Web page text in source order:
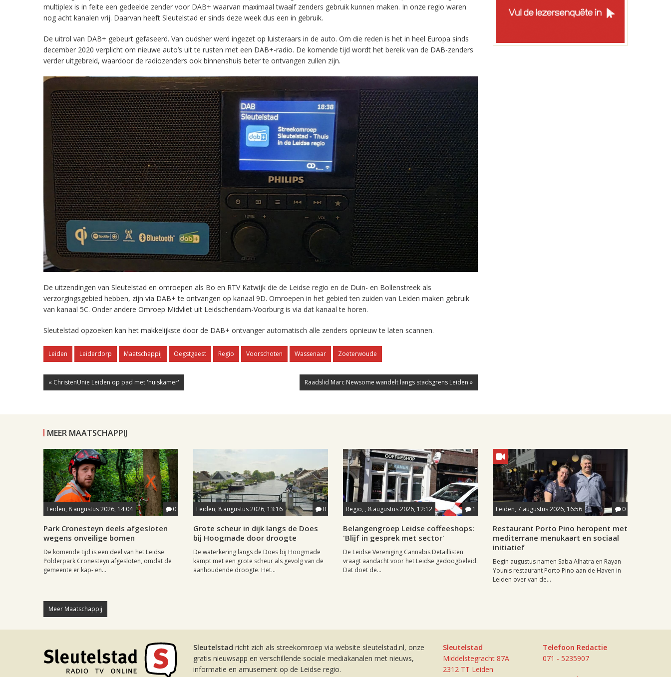
multiplex is in feite een gedeelde zender voor DAB+ waarvan maximaal twaalf zenders gebruik kunnen maken. In onze regio waren
nog acht kanalen vrij. Daarvan heeft Sleutelstad er sinds deze week dus een in gebruik.
De uitrol van DAB+ gebeurt gefaseerd. Van oudsher werd ingezet op luisteraars in de auto. Om die reden is het in heel Europa sinds
december 2020 verplicht om nieuwe auto’s uit te rusten met een DAB+-radio. De komende tijd wordt het bereik van de DAB-zenders
verder uitgebreid, waardoor de radiozenders ook binnenshuis beter te ontvangen zullen zijn.
De uitzendingen van Sleutelstad en omroepen als Bo en RTV Katwijk die de Leidse regio en de Duin- en Bollenstreek als
verzorgingsgebied hebben, zijn via DAB+ te ontvangen op kanaal 9D. Omroepen in het gebied ten zuiden van Leiden maken gebruik
van kanaal 5C. Onder andere Omroep Midvliet uit Leidschendam-Voorburg is via dat kanaal te horen.
Sleutelstad opzoeken kan het makkelijkste door de DAB+ ontvanger automatisch alle zenders opnieuw te laten scannen.
Leiden Leiderdorp Maatschappij Oegstgeest Regio Voorschoten Wassenaar Zoeterwoude
« ChristenUnie Leiden op pad met 'huiskamer' Raadslid Marc Newsome wandelt langs stadsgrens Leiden »
MEER MAATSCHAPPIJ
Leiden, 8 augustus 2026, 14:04 0
Park Cronesteyn deels afgesloten
wegens onveilige bomen
De komende tijd is een deel van het Leidse
Polderpark Cronesteyn afgesloten, omdat de
gemeente er kap- en...
Leiden, 8 augustus 2026, 13:16 0
Grote scheur in dijk langs de Does
bij Hoogmade door droogte
De waterkering langs de Does bij Hoogmade
kampt met een grote scheur als gevolg van de
aanhoudende droogte. Het...
Regio, , 8 augustus 2026, 12:12 1
Belangengroep Leidse coffeeshops:
'Blijf in gesprek met sector'
De Leidse Vereniging Cannabis Detaillisten
vraagt aandacht voor het Leidse gedoogbeleid.
Dat doet de...
Leiden, 7 augustus 2026, 16:56 0
Restaurant Porto Pino heropent met
mediterrane menukaart en sociaal
initiatief
Begin augustus namen Saba Alhatra en Rayan
Younis restaurant Porto Pino aan de Haven in
Leiden over van de...
Meer Maatschappij
Sleutelstad richt zich als streekomroep via website sleutelstad.nl, onze
gratis nieuwsapp en verschillende sociale mediakanalen met nieuws,
informatie en amusement op de Leidse regio.
Sleutelstad
Middelstegracht 87A
2312 TT Leiden
Telefoon Redactie
071 - 5235907